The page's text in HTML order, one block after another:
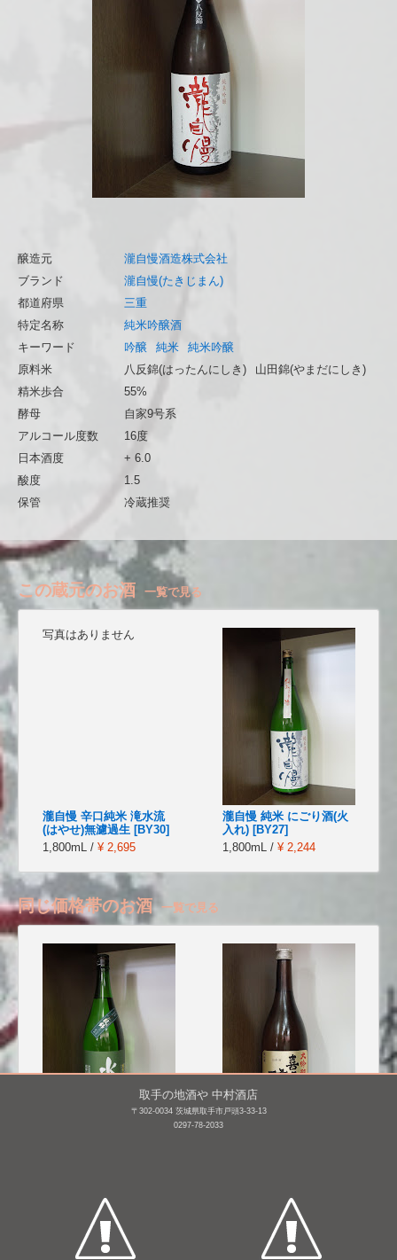
醸造元
瀧自慢酒造株式会社
ブランド
瀧自慢(たきじまん)
都道府県
三重
特定名称
純米吟醸酒
キーワード
吟醸 純米
純米吟醸
原料米
八反錦(はったんにしき)
山田錦(やまだにしき)
精米歩合
55%
酵母
自家9号系
アルコール度数
16度
日本酒度
+ 6.0
酸度
1.5
保管
冷蔵推奨
この蔵元のお酒 一覧で見る
写真はありません
瀧自慢 辛口純米 滝水流
(はやせ)無濾過生 [BY30]
1,800mL / ¥ 2,695
瀧自慢 純米 にごり酒(火
入れ) [BY27]
1,800mL / ¥ 2,244
同じ価格帯のお酒 一覧で見る
喜久醉 大吟醸
取手の地酒や 中村酒店
〒302-0034 茨城県取手市戸頭3-33-13
0297-78-2033